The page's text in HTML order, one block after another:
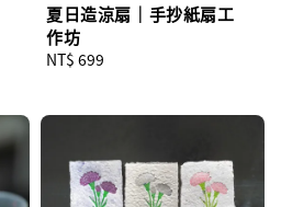
夏日造涼扇｜手抄紙扇工
作坊
Regular
NT$ 699